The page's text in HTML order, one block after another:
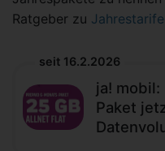
Ratgeber zu
seit 16.2.2026
ja!
Paket